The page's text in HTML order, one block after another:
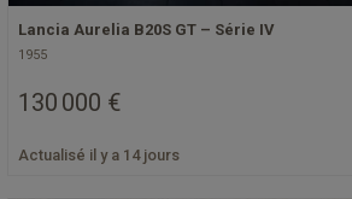
Lancia Aurelia B20S GT – Série IV
1955
130 000 €
Actualisé il y a 14 jours